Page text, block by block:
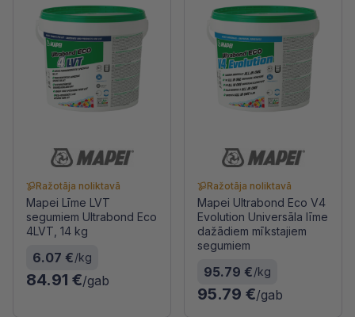
Ražotāja noliktavā
Mapei Līme LVT
segumiem Ultrabond Eco
4LVT, 14 kg
6.07 €/kg
84.91 €/gab
Ražotāja noliktavā
Mapei Ultrabond Eco V4
Evolution Universāla līme
dažādiem mīkstajiem
segumiem
95.79 €/kg
95.79 €/gab